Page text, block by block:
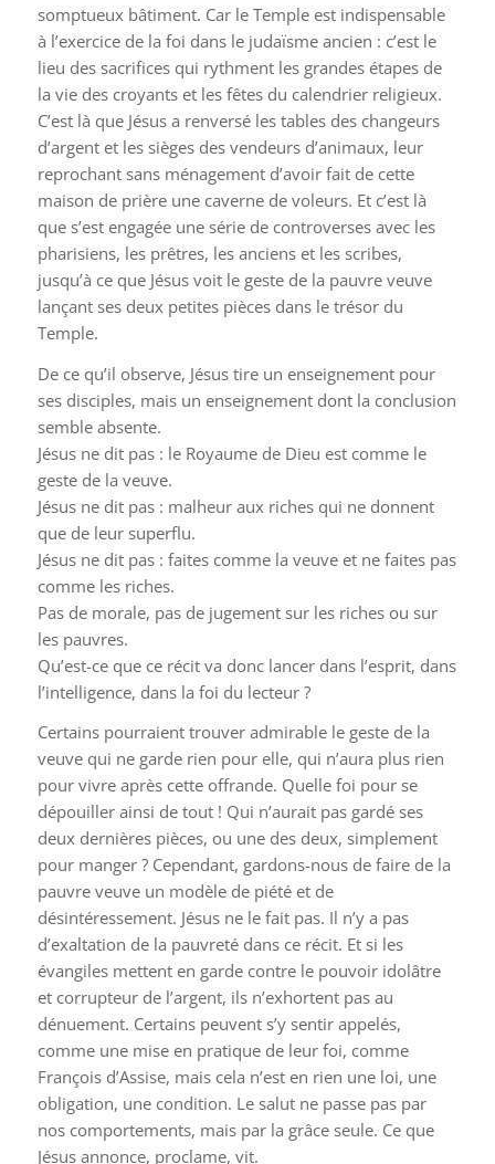
somptueux bâtiment. Car le Temple est indispensable
à l’exercice de la foi dans le judaïsme ancien : c’est le
lieu des sacrifices qui rythment les grandes étapes de
la vie des croyants et les fêtes du calendrier religieux.
C’est là que Jésus a renversé les tables des changeurs
d’argent et les sièges des vendeurs d’animaux, leur
reprochant sans ménagement d’avoir fait de cette
maison de prière une caverne de voleurs. Et c’est là
que s’est engagée une série de controverses avec les
pharisiens, les prêtres, les anciens et les scribes,
jusqu’à ce que Jésus voit le geste de la pauvre veuve
lançant ses deux petites pièces dans le trésor du
Temple.
De ce qu’il observe, Jésus tire un enseignement pour
ses disciples, mais un enseignement dont la conclusion
semble absente.
Jésus ne dit pas : le Royaume de Dieu est comme le
geste de la veuve.
Jésus ne dit pas : malheur aux riches qui ne donnent
que de leur superflu.
Jésus ne dit pas : faites comme la veuve et ne faites pas
comme les riches.
Pas de morale, pas de jugement sur les riches ou sur
les pauvres.
Qu’est-ce que ce récit va donc lancer dans l’esprit, dans
l’intelligence, dans la foi du lecteur ?
Certains pourraient trouver admirable le geste de la
veuve qui ne garde rien pour elle, qui n’aura plus rien
pour vivre après cette offrande. Quelle foi pour se
dépouiller ainsi de tout ! Qui n’aurait pas gardé ses
deux dernières pièces, ou une des deux, simplement
pour manger ? Cependant, gardons-nous de faire de la
pauvre veuve un modèle de piété et de
désintéressement. Jésus ne le fait pas. Il n’y a pas
d’exaltation de la pauvreté dans ce récit. Et si les
évangiles mettent en garde contre le pouvoir idolâtre
et corrupteur de l’argent, ils n’exhortent pas au
dénuement. Certains peuvent s’y sentir appelés,
comme une mise en pratique de leur foi, comme
François d’Assise, mais cela n’est en rien une loi, une
obligation, une condition. Le salut ne passe pas par
nos comportements, mais par la grâce seule. Ce que
Jésus annonce, proclame, vit.